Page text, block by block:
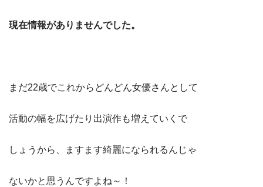
現在情報がありませんでした。
まだ22歳でこれからどんどん女優さんとして
活動の幅を広げたり出演作も増えていくで
しょうから、ますます綺麗になられるんじゃ
ないかと思うんですよね～！